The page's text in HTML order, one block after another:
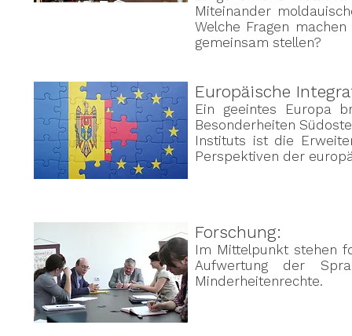
Miteinander
Welche Fragen
gemeinsam stellen?
Europäische
Ein geeintes Europa
Besonderheiten
Instituts ist die
Perspektiven der
Forschung:
Im Mittelpunkt stehen
Aufwertung der
Minderheitenrechte.